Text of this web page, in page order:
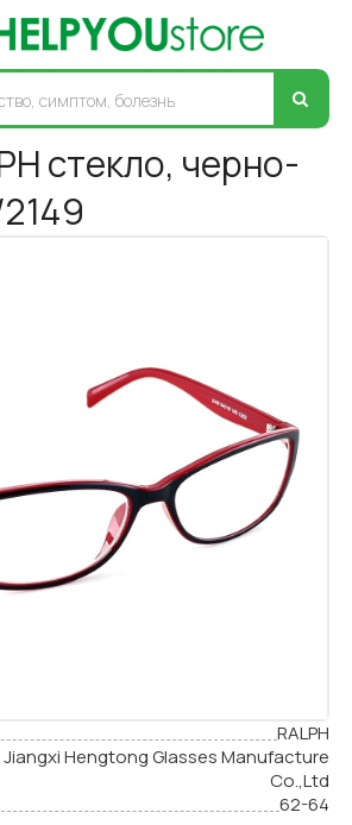
стекло, черно-
RALPH
Jiangxi Hengtong Glasses Manufacture
Cо.,Ltd
62-64